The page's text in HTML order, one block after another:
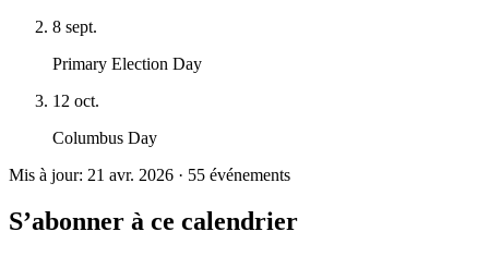
8 sept.
Primary Election Day
12 oct.
Columbus Day
Mis à jour: 21 avr. 2026 · 55 événements
S’abonner à ce calendrier